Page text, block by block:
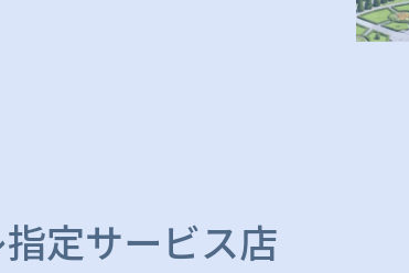
定サービス店